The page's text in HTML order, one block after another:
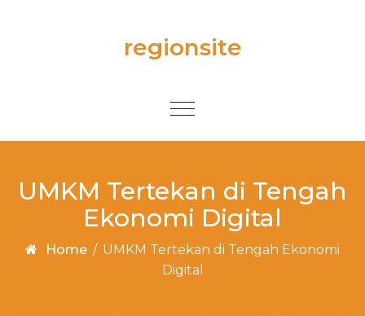
regionsite
Toggle
UMKM Tertekan di Tengah
Ekonomi Digital
Home / UMKM Tertekan di Tengah Ekonomi
Digital